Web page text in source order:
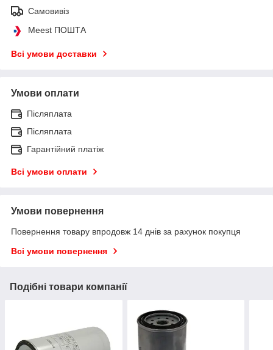
Самовивіз
Meest ПОШТА
Всі умови доставки
Умови оплати
Післяплата
Післяплата
Гарантійний платіж
Всі умови оплати
Умови повернення
Повернення товару впродовж 14 днів за рахунок покупця
Всі умови повернення
Подібні товари компанії